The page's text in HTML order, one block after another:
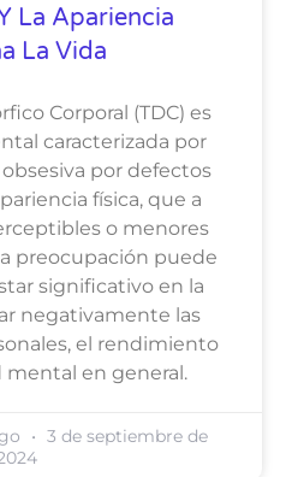
La Apariencia
La Vida
Corporal (TDC) es
caracterizada por
por defectos
física, que a
o menores
preocupación puede
significativo en la
negativamente las
el rendimiento
mental en general.
3 de septiembre de